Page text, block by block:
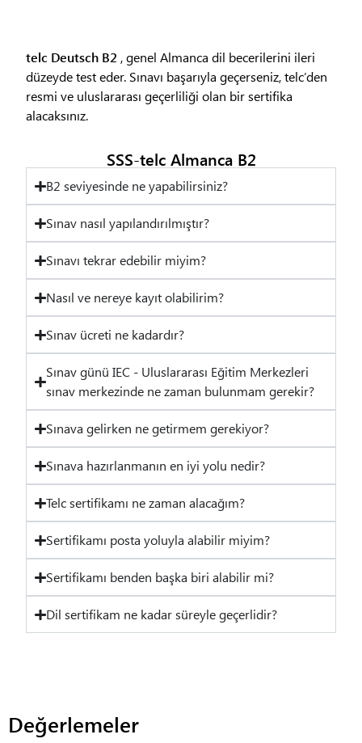
telc Deutsch B2 , genel Almanca dil becerilerini ileri
düzeyde test eder. Sınavı başarıyla geçerseniz, telc’den
resmi ve uluslararası geçerliliği olan bir sertifika
alacaksınız.
SSS-telc Almanca B2
B2 seviyesinde ne yapabilirsiniz?
Sınav nasıl yapılandırılmıştır?
Sınavı tekrar edebilir miyim?
Nasıl ve nereye kayıt olabilirim?
Sınav ücreti ne kadardır?
Sınav günü IEC - Uluslararası Eğitim Merkezleri
sınav merkezinde ne zaman bulunmam gerekir?
Sınava gelirken ne getirmem gerekiyor?
Sınava hazırlanmanın en iyi yolu nedir?
Telc sertifikamı ne zaman alacağım?
Sertifikamı posta yoluyla alabilir miyim?
Sertifikamı benden başka biri alabilir mi?
Dil sertifikam ne kadar süreyle geçerlidir?
Değerlemeler